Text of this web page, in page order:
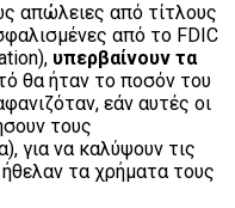
απώλειες από τίτλους
από το FDIC
υπερβαίνουν τα
θα ήταν το ποσόν του
εάν αυτές οι
τους
για να καλύψουν τις
τα χρήματα τους